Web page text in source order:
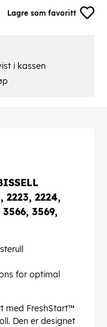
Lagre som favoritt
i kassen
2223, 2224,
3569,
for optimal
med FreshStart™
Den er designet